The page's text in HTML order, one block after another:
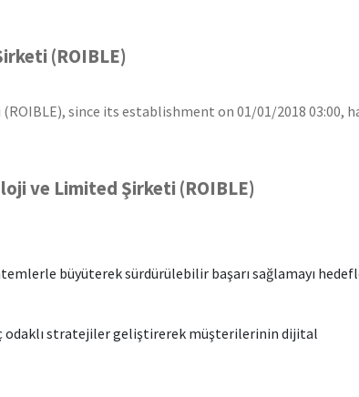
(ROIBLE)
since its establishment on 01/01/2018 03:00,
ve Limited Şirketi (ROIBLE)
büyüterek sürdürülebilir başarı sağlamayı
odaklı stratejiler geliştirerek müşterilerinin dijital